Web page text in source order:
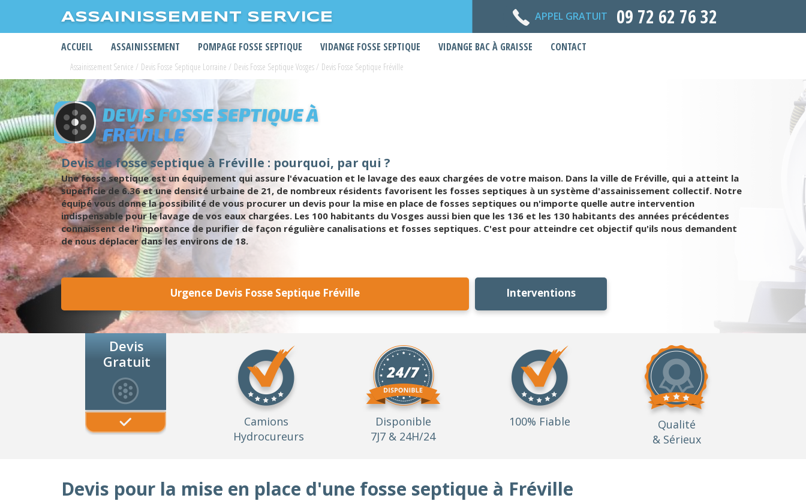
ASSAINISSEMENT SERVICE APPEL GRATUIT 09 72 62 76 32
ACCUEIL ASSAINISSEMENT POMPAGE FOSSE SEPTIQUE VIDANGE FOSSE SEPTIQUE VIDANGE BAC À GRAISSE CONTACT
Assainissement Service / Devis Fosse Septique Lorraine / Devis Fosse Septique Vosges/ Devis Fosse Septique Fréville
DEVIS FOSSE SEPTIQUE À
FRÉVILLE
Devis de fosse septique à Fréville : pourquoi, par qui ?
Une fosse septique est un équipement qui assure l'évacuation et le lavage des eaux chargées de votre maison. Dans la ville de Fréville, qui a atteint la
superficie de 6.36 et une densité urbaine de 21, de nombreux résidents favorisent les fosses septiques à un système d'assainissement collectif. Notre
équipé vous donne la possibilité de vous procurer un devis pour la mise en place de fosses septiques ou n'importe quelle autre intervention
indispensable pour le lavage de vos eaux chargées. Les 100 habitants du Vosges aussi bien que les 136 et les 130 habitants des années précédentes
connaissent de l'importance de purifier de façon régulière canalisations et fosses septiques. C'est pour atteindre cet objectif qu'ils nous demandent
de nous déplacer dans les environs de 18.
Urgence Devis Fosse Septique Fréville Interventions
Devis
Gratuit
Camions
Hydrocureurs
Disponible
7J7 & 24H/24
100% Fiable
Qualité
& Sérieux
Devis pour la mise en place d'une fosse septique à Fréville